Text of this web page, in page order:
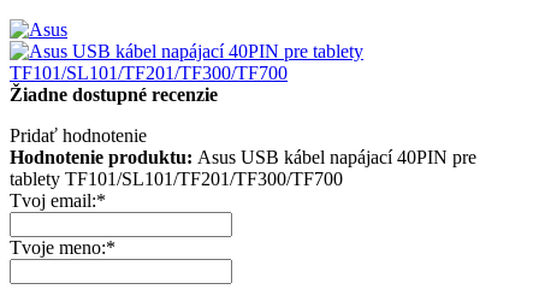
Žiadne dostupné recenzie
Pridať hodnotenie
Hodnotenie produktu: Asus USB kábel napájací 40PIN pre
tablety TF101/SL101/TF201/TF300/TF700
Tvoj email:*
Tvoje meno:*